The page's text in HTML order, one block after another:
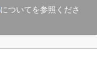
についてを参照くださ